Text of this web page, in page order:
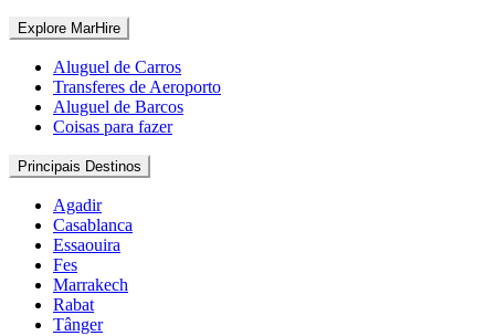
Explore MarHire
Aluguel de Carros
Transferes de Aeroporto
Aluguel de Barcos
Coisas para fazer
Principais Destinos
Agadir
Casablanca
Essaouira
Fes
Marrakech
Rabat
Tânger